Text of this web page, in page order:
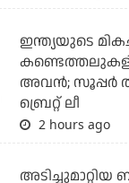
ഇന്ത്യയുടെ
അവന്‍; സൂപ്പര്‍
ബ്രെറ്റ് ലീ
2 hours ago
അടിച്ചുമാറ്റിയ